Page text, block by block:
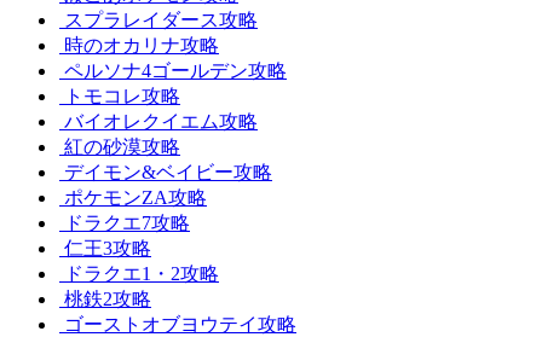
スプラレイダース攻略
時のオカリナ攻略
ペルソナ4ゴールデン攻略
トモコレ攻略
バイオレクイエム攻略
紅の砂漠攻略
デイモン&ベイビー攻略
ポケモンZA攻略
ドラクエ7攻略
仁王3攻略
ドラクエ1・2攻略
桃鉄2攻略
ゴーストオブヨウテイ攻略